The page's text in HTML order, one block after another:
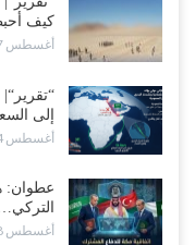
كيف
أغسطس 7, 2026
إلى
أغسطس 4, 2026
عطوان:
أغسطس 8, 2026